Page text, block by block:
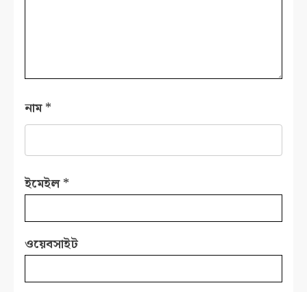
নাম*
ইমেইল*
ওয়েবসাইট